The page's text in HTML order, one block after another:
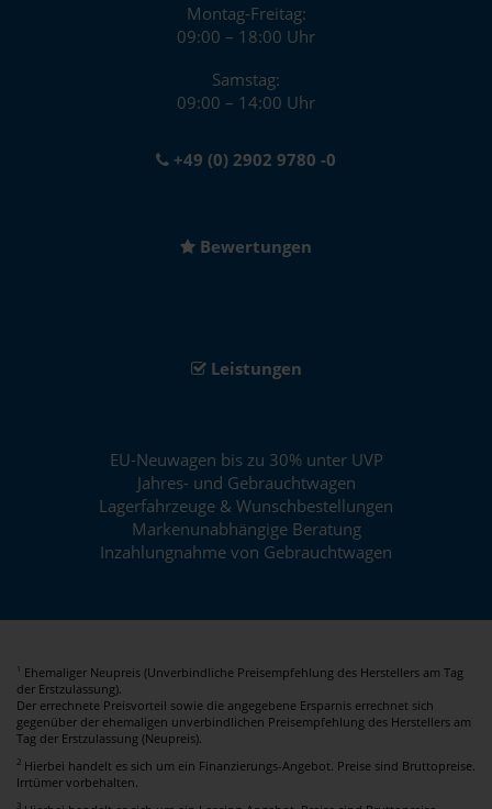
Montag-Freitag:
09:00 – 18:00 Uhr
Samstag:
09:00 – 14:00 Uhr
+49 (0) 2902 9780 -0
Bewertungen
Leistungen
EU-Neuwagen bis zu 30% unter UVP
Jahres- und Gebrauchtwagen
Lagerfahrzeuge & Wunschbestellungen
Markenunabhängige Beratung
Inzahlungnahme von Gebrauchtwagen
1
Ehemaliger Neupreis (Unverbindliche Preisempfehlung des Herstellers am Tag
der Erstzulassung).
Der errechnete Preisvorteil sowie die angegebene Ersparnis errechnet sich
gegenüber der ehemaligen unverbindlichen Preisempfehlung des Herstellers am
Tag der Erstzulassung (Neupreis).
2 Hierbei handelt es sich um ein Finanzierungs-Angebot. Preise sind Bruttopreise.
Irrtümer vorbehalten.
3